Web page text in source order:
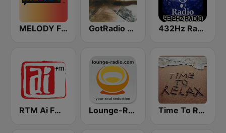
MELODY FM GotRadio - New Age Nuance 432Hz Radio
RTM Ai FM 89.3 Lounge-Radio.com Time To Relax